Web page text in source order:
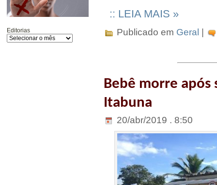
Editorias
:: LEIA MAIS »
Publicado em Geral |
Bebê morre após
Itabuna
20/abr/2019 . 8:50